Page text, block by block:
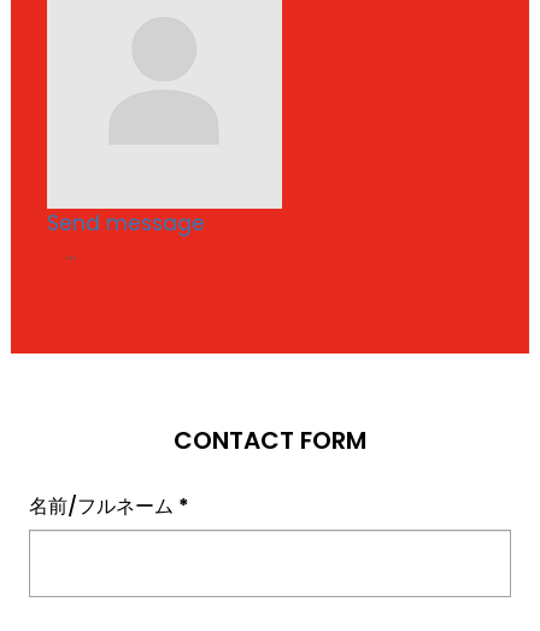
Send message
...
CONTACT FORM
名前/フルネーム *